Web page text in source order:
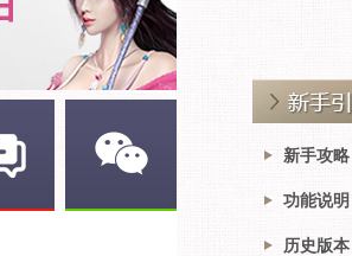
新手攻略
功能说明
历史版本